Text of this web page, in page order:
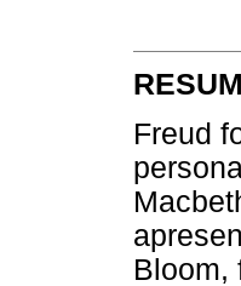
Freud
Bloom,